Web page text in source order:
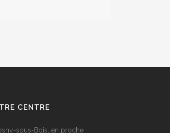
CENTRE
sous-Bois, en proche